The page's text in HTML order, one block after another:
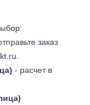
заказ
- расчет в